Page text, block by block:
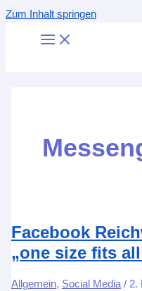
Zum Inhalt springen
Facebook
„one size fits
Allgemein, Social Media/ 2.